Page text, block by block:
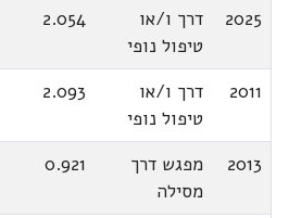
2025
דרך ו/או
טיפול נופי
2.054
2011
דרך ו/או
טיפול נופי
2.093
2013
מפגש דרך
מסילה
0.921